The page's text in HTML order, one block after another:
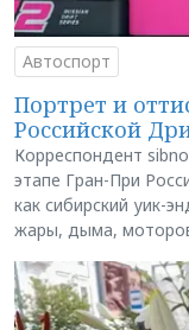
Автоспорт
Портрет и
Российской
Корреспондент
этапе Гран-При
как сибирский уик-
жары, дыма,